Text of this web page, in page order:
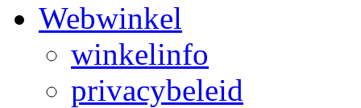
Webwinkel
winkelinfo
privacybeleid